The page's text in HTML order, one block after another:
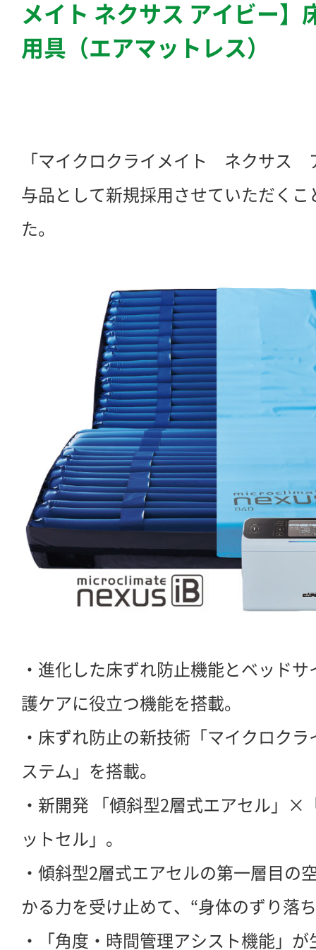
メイト ネクサス アイビー】
用具（エアマットレス）
「マイクロクライメイト ネクサス
与品として新規採用させていただくこ
た。
・進化した床ずれ防止機能とベッド
護ケアに役立つ機能を搭載。
・床ずれ防止の新技術「マイクロク
ステム」を搭載。
・新開発 「傾斜型2層式エアセル」×
ットセル」。
・傾斜型2層式エアセルの第一層目の
かる力を受け止めて、“身体のずり落
・「角度・時間管理アシスト機能」